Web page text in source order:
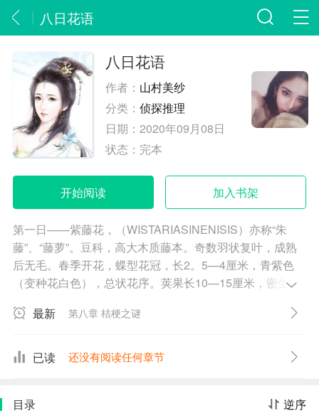
八日花语
八日花语
作者： 山村美纱
分类：侦探推理
日期：2020年09月08日
状态： 完本
开始阅读 加入书架
第一日——紫藤花，（WISTARIASINENISIS）亦称“朱
藤”、“藤萝”。豆科，高大木质藤本。奇数羽状复叶，成熟
后无毛。春季开花，蝶型花冠，长2。5—4厘米，青紫色
（变种花白色），总状花序。荚果长10—15厘米，密生绒
用；树皮纤维可织物；果实入药，治食物中毒，驱除蛲
长毛。花青紫色。荚果长18—24厘米。主产于我国北部。
最新 第八章 桔梗之谜
已读 还没有阅读任何章节
逆序
目录